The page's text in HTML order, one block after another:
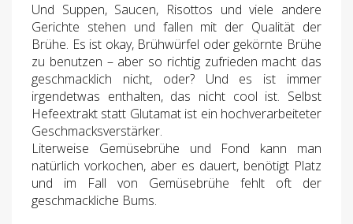
Und Suppen, Saucen, Risottos und viele andere
Gerichte stehen und fallen mit der Qualität der
Brühe. Es ist okay, Brühwürfel oder gekörnte Brühe
zu benutzen – aber so richtig zufrieden macht das
geschmacklich nicht, oder? Und es ist immer
irgendetwas enthalten, das nicht cool ist. Selbst
Hefeextrakt statt Glutamat ist ein hochverarbeiteter
Geschmacksverstärker.
Literweise Gemüsebrühe und Fond kann man
natürlich vorkochen, aber es dauert, benötigt Platz
und im Fall von Gemüsebrühe fehlt oft der
geschmackliche Bums.